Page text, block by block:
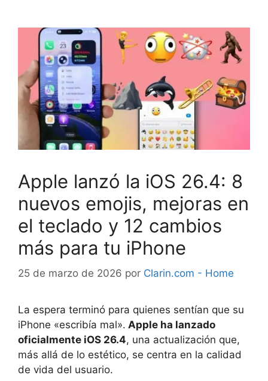
Apple lanzó la iOS 26.4: 8
nuevos emojis, mejoras en
el teclado y 12 cambios
más para tu iPhone
25 de marzo de 2026 por Clarin.com - Home
La espera terminó para quienes sentían que su
iPhone «escribía mal». Apple ha lanzado
oficialmente iOS 26.4, una actualización que,
más allá de lo estético, se centra en la calidad
de vida del usuario.